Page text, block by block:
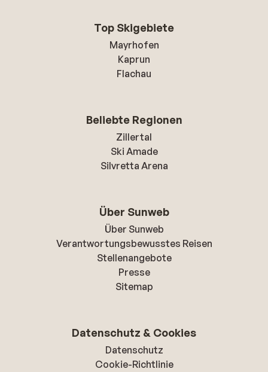
Top Skigebiete
Mayrhofen
Kaprun
Flachau
Beliebte Regionen
Zillertal
Ski Amade
Silvretta Arena
Über Sunweb
Über Sunweb
Verantwortungsbewusstes Reisen
Stellenangebote
Presse
Sitemap
Datenschutz & Cookies
Datenschutz
Cookie-Richtlinie